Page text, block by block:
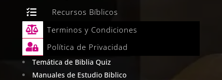
 Recursos Bíblicos
 Terminos y Condiciones
 Política de Privacidad
Temática de Biblia Quiz
Manuales de Estudio Biblico